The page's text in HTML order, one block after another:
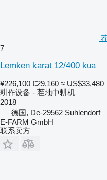
7
Lemken karat 12/400 kua
¥226,100 €29,160 ≈ US$33,480
耕作设备 - 茬地中耕机
2018
德国, De-29562 Suhlendorf
E-FARM GmbH
联系卖方